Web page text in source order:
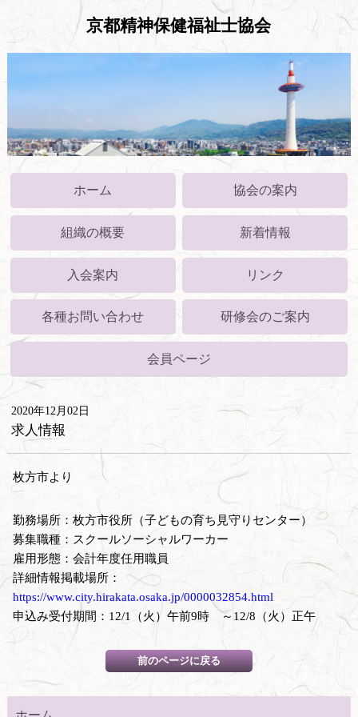
京都精神保健福祉士協会
ホーム 協会の案内
組織の概要 新着情報
入会案内 リンク
各種お問い合わせ 研修会のご案内
会員ページ
2020年12月02日
求人情報
枚方市より
勤務場所：枚方市役所（子どもの育ち見守りセンター）
募集職種：スクールソーシャルワーカー
雇用形態：会計年度任用職員
詳細情報掲載場所：
https://www.city.hirakata.osaka.jp/0000032854.html
申込み受付期間：12/1（火）午前9時 ～12/8（火）正午